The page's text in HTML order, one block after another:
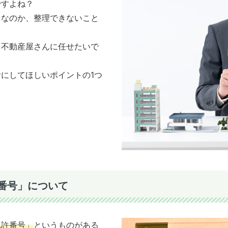
よね？
のか、整理できないこと
動産屋さんに任せたいで
してほしいポイントの1つ
号」について
番号」というものがある